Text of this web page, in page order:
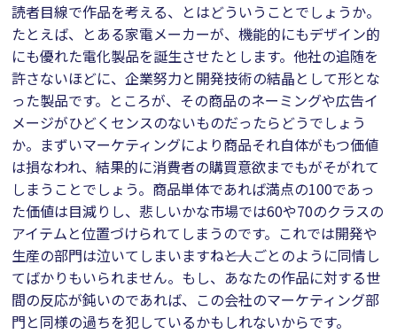
読者目線で作品を考える、とはどういうことでしょうか。
たとえば、とある家電メーカーが、機能的にもデザイン的
にも優れた電化製品を誕生させたとします。他社の追随を
許さないほどに、企業努力と開発技術の結晶として形とな
った製品です。ところが、その商品のネーミングや広告イ
メージがひどくセンスのないものだったらどうでしょう
か。まずいマーケティングにより商品それ自体がもつ価値
は損なわれ、結果的に消費者の購買意欲までもがそがれて
しまうことでしょう。商品単体であれば満点の100であっ
た価値は目減りし、悲しいかな市場では60や70のクラスの
アイテムと位置づけられてしまうのです。これでは開発や
生産の部門は泣いてしまいますね――と人ごとのように同情し
てばかりもいられません。もし、あなたの作品に対する世
間の反応が鈍いのであれば、この会社のマーケティング部
門と同様の過ちを犯しているかもしれないからです。